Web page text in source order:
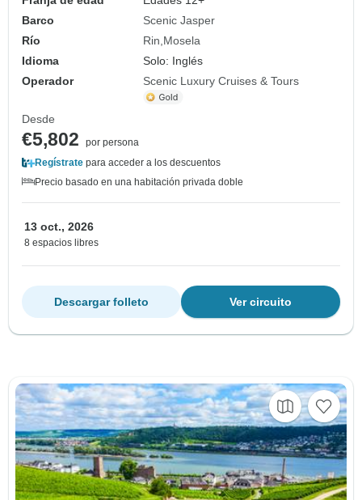
Barco
Scenic Jasper
Río
Rin Mosela
Idioma
Solo: Inglés
Operador
Scenic Luxury Cruises & Tours
Desde
€5,802
por persona
Regístrate para acceder a los descuentos
Precio basado en una habitación privada doble
13 oct., 2026
8 espacios libres
Ver circuito
Descargar folleto